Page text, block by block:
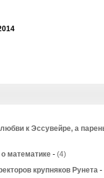
к Эссувейре, а
математике - (4)
крупняков Рунета -